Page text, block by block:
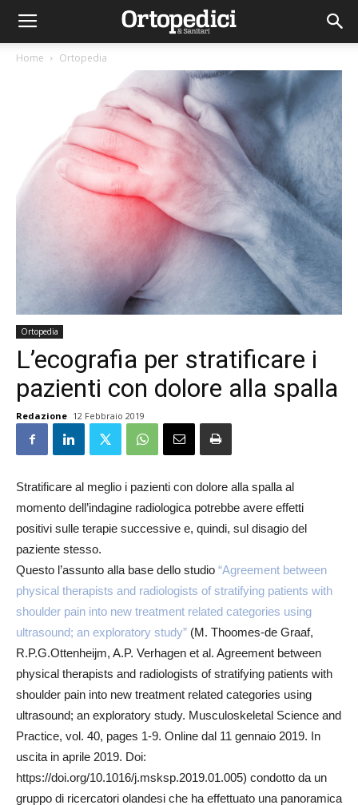
Home Ortopedia
Ortopedia
L’ecografia per stratificare i
pazienti con dolore alla spalla
Redazione 12 Febbraio 2019
Stratificare al meglio i pazienti con dolore alla spalla al
momento dell’indagine radiologica potrebbe avere effetti
positivi sulle terapie successive e, quindi, sul disagio del
paziente stesso.
Questo l’assunto alla base dello studio “Agreement between
physical therapists and radiologists of stratifying patients with
shoulder pain into new treatment related categories using
ultrasound; an exploratory study” (M. Thoomes-de Graaf,
R.P.G.Ottenheijm, A.P. Verhagen et al. Agreement between
physical therapists and radiologists of stratifying patients with
shoulder pain into new treatment related categories using
ultrasound; an exploratory study. Musculoskeletal Science and
Practice, vol. 40, pages 1-9. Online dal 11 gennaio 2019. In
uscita in aprile 2019. Doi:
https://doi.org/10.1016/j.msksp.2019.01.005) condotto da un
gruppo di ricercatori olandesi che ha effettuato una panoramica